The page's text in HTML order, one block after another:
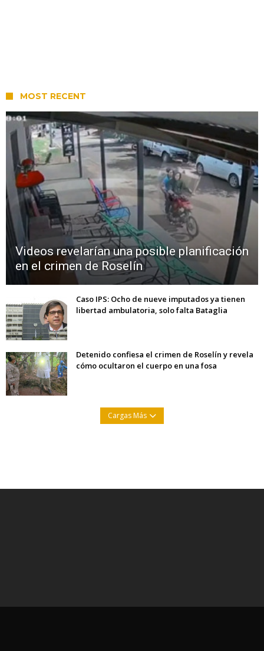
MOST RECENT
Videos revelarían una posible planificación
en el crimen de Roselín
Caso IPS: Ocho de nueve imputados ya tienen
libertad ambulatoria, solo falta Bataglia
Detenido confiesa el crimen de Roselín y revela
cómo ocultaron el cuerpo en una fosa
Cargas Más